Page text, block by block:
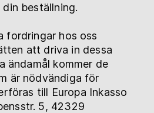
beställning.
fordringar hos oss
att driva in dessa
ändamål kommer de
är nödvändiga för
till Europa Inkasso
5, 42329